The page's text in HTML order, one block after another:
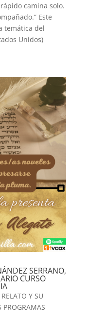
rápido camina solo.
Este
temática del
Unidos)
SERRANO,
CURSO
RELATO Y SU
PROGRAMAS